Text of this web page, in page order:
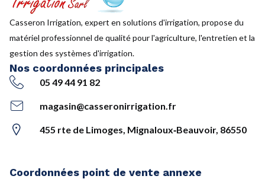
Casseron Irrigation, expert en solutions d'irrigation, propose du
matériel professionnel de qualité pour l'agriculture, l'entretien et la
gestion des systèmes d'irrigation.
Nos coordonnées principales
05 49 44 91 82
magasin@casseronirrigation.fr
455 rte de Limoges, Mignaloux‑Beauvoir, 86550
Coordonnées point de vente annexe